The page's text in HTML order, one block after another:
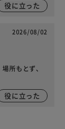
役に立った
2026/08/02
所もとず、
役に立った